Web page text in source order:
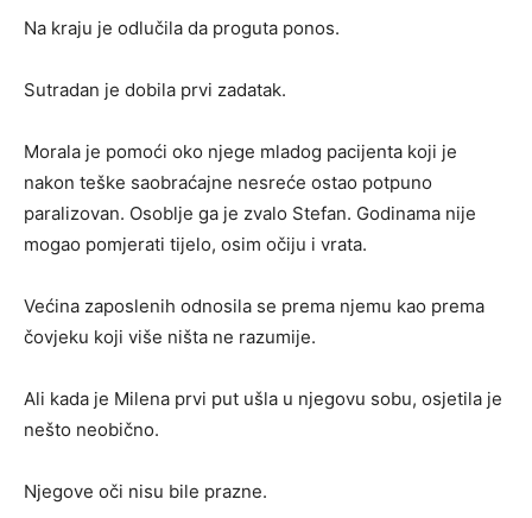
Na kraju je odlučila da proguta ponos.
Sutradan je dobila prvi zadatak.
Morala je pomoći oko njege mladog pacijenta koji je
nakon teške saobraćajne nesreće ostao potpuno
paralizovan. Osoblje ga je zvalo Stefan. Godinama nije
mogao pomjerati tijelo, osim očiju i vrata.
Većina zaposlenih odnosila se prema njemu kao prema
čovjeku koji više ništa ne razumije.
Ali kada je Milena prvi put ušla u njegovu sobu, osjetila je
nešto neobično.
Njegove oči nisu bile prazne.